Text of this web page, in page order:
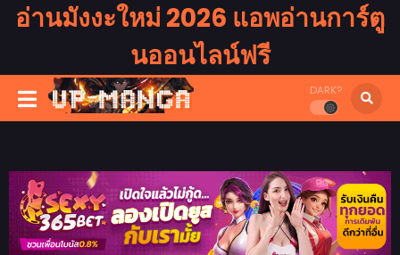
อ่านมังงะใหม่ 2026 แอพอ่านการ์ตู
นออนไลน์ฟรี
DARK?